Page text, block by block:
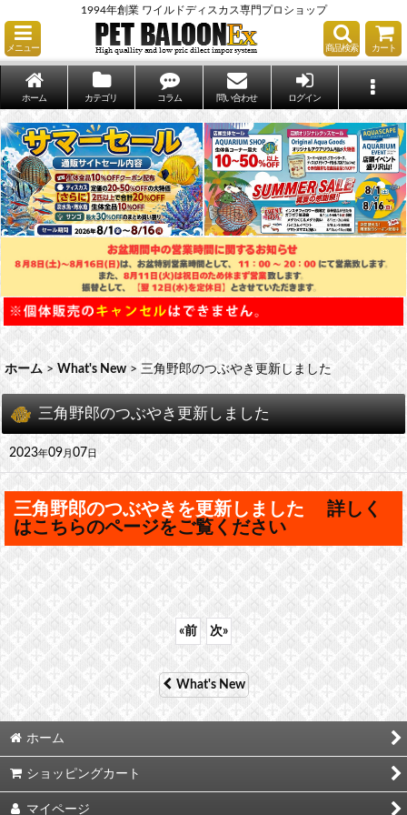
1994年創業 ワイルドディスカス専門プロショップ
メニュー 商品検索 カート
ホーム カテゴリ コラム 問い合わせ ログイン
ホーム > What's New > 三角野郎のつぶやき更新しました
三角野郎のつぶやき更新しました
2023年09月 07日
三角野郎のつぶやきを更新しました 詳しく
はこちらのページをご覧ください
«前 次»
What's New
ホーム
ショッピングカート
マイページ